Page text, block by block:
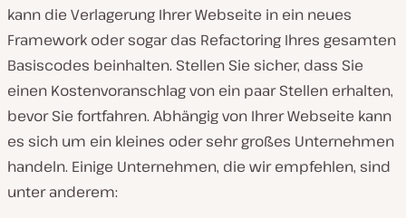
kann die Verlagerung Ihrer Webseite in ein neues
Framework oder sogar das Refactoring Ihres gesamten
Basiscodes beinhalten. Stellen Sie sicher, dass Sie
einen Kostenvoranschlag von ein paar Stellen erhalten,
bevor Sie fortfahren. Abhängig von Ihrer Webseite kann
es sich um ein kleines oder sehr großes Unternehmen
handeln. Einige Unternehmen, die wir empfehlen, sind
unter anderem: